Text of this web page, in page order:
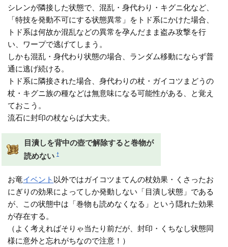
シレンが隣接した状態で、混乱・身代わり・キグニ化など、
「特技を発動不可にする状態異常」をトド系にかけた場合、
トド系は何故か混乱などの異常を孕んだまま盗み攻撃を行
い、ワープで逃げてしまう。
しかも混乱・身代わり状態の場合、ランダム移動にならず普
通に逃げ続ける。
トド系に隣接された場合、身代わりの杖・ガイコツまどうの
杖・キグニ族の種などは無意味になる可能性がある、と覚え
ておこう。
流石に封印の杖ならば大丈夫。
目潰しを背中の壺で解除すると巻物が
読めない †
お竜イベント 以外ではガイコツまてんの杖効果・くさったお
にぎりの効果によってしか発動しない「目潰し状態」である
が、この状態中は「巻物も読めなくなる」という隠れた効果
が存在する。
（よく考えればそりゃ当たり前だが、封印・くちなし状態同
様に意外と忘れがちなので注意！）